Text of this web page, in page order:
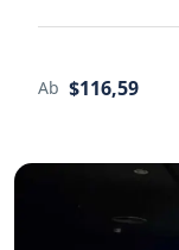
Ab $116,59